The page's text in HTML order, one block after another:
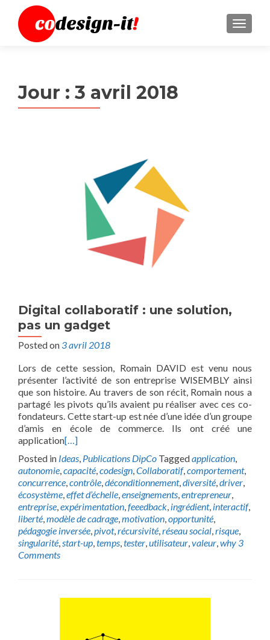
MENU
Jour : 3 avril 2018
Digital collaboratif : une solution,
pas un gadget
Posted on 3 avril 2018
Lors de cette session, Romain DAVID est venu nous
présenter l’activité de son entreprise WISEMBLY ainsi
que son histoire. Au travers de son récit, Romain nous a
partagé les pivots qu’ils avaient pu réaliser avec ces co-
fondateurs. Cette start-up est née d’une idée d’un groupe
d’amis en école de commerce. Ils ont créé une
application[…]
Posted in Ideas, Publications DipCo Taggedapplication,
autonomie,capacité,codesign,Collaboratif,comportement,
concurrence,contrôle,déconditionnement,diversité,driver,
écosystème,effet d’échelle,enseignements,entrepreneur,
entreprise,expérimentation,feeedback, ingrédient, interactif,
liberté,modèle de cadrage,motivation,opportunité,
pédagogie inversée,pivot,récursivité,réseau social,risque,
singularité,start-up,temps,tester,utilisateur,valeur,why 3
Comments